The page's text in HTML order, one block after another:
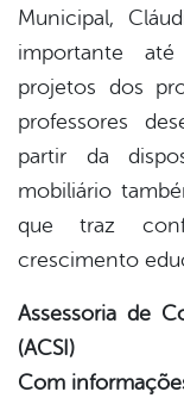
Municipal,
importante
projetos dos
professores
partir da
mobiliário
que traz
crescimento
Assessoria de
(ACSI)
Com